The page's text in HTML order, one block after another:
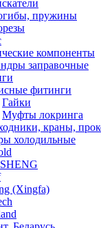
пружины
компоненты
заправочные
фитинги
Гайки
Муфты локринга
краны,
холодильные
(Xingfa)